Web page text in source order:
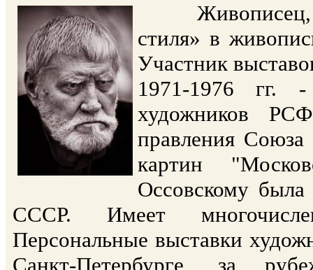
Живописец,
стиля» в
Участник
1971-1976 гг.
художников
правления
картин
Оссовскому была
СССР. Имеет
Персональные выставки
Санкт-Петербурге, за